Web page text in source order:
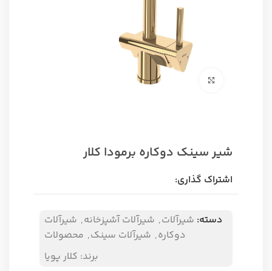
برای بزرگنمایی کلیک کنید
شیر سینک دوکاره برمودا کلار
اشتراک گذاری:
دسته: شیرآلات, شیرآلات آشپزخانه, شیرآلات
دوکاره, شیرآلات سینک, محصولات
برند: کلار پویا